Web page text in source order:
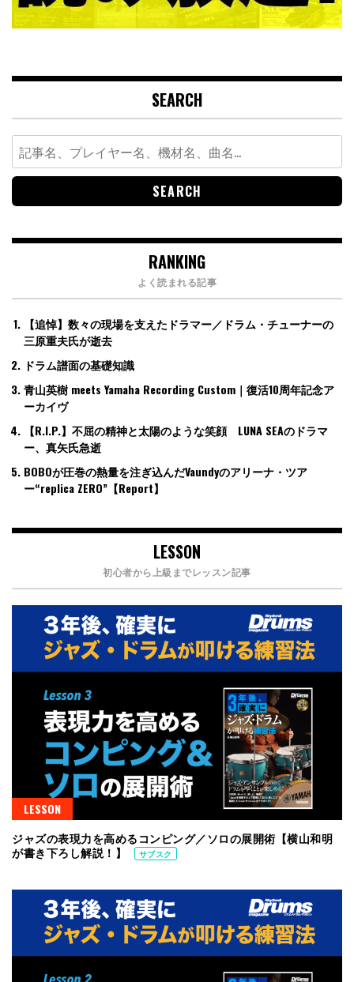
SEARCH
Search
for:
RANKING
よく読まれる記事
【追悼】数々の現場を支えたドラマー／ドラム・チューナーの
三原重夫氏が逝去
ドラム譜面の基礎知識
青山英樹 meets Yamaha Recording Custom｜復活10周年記念ア
ーカイヴ
【R.I.P.】不屈の精神と太陽のような笑顔 LUNA SEAのドラマ
ー、真矢氏急逝
BOBOが圧巻の熱量を注ぎ込んだVaundyのアリーナ・ツア
ー“replica ZERO”【Report】
LESSON
初心者から上級までレッスン記事
LESSON
ジャズの表現力を高めるコンピング／ソロの展開術【横山和明
が書き下ろし解説！】
サブスク